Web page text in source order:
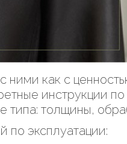
ними как с
инструкции
типа: толщины,
по эксплуатации: